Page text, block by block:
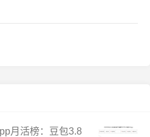
月活榜：豆包3.8